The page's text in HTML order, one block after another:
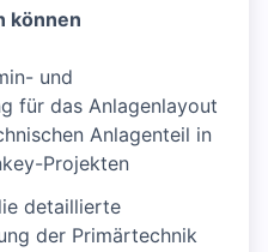
können
und
für das Anlagenlayout
Anlagenteil in
Projekten
detaillierte
der Primärtechnik